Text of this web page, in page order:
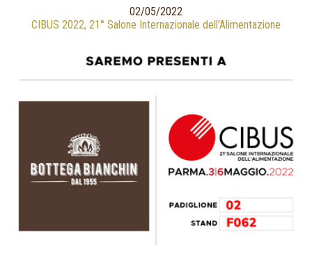
02/05/2022
CIBUS 2022, 21° Salone Internazionale dell'Alimentazione